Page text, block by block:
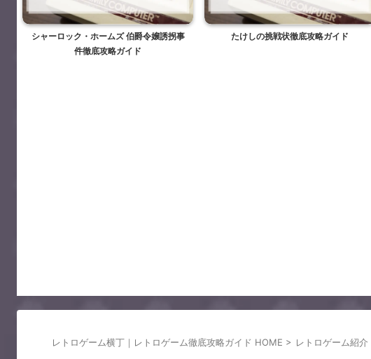
シャーロック・ホームズ 伯爵令嬢誘拐事
件徹底攻略ガイド
たけしの挑戦状徹底攻略ガイド
レトロゲーム横丁｜レトロゲーム徹底攻略ガイド HOME > レトロゲーム紹介